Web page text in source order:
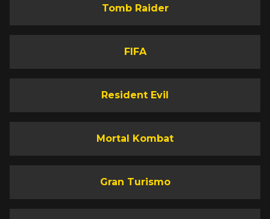
Tomb Raider
FIFA
Resident Evil
Mortal Kombat
Gran Turismo